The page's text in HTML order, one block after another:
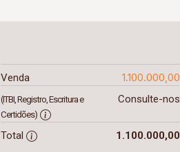
Venda 1.100.000,00
(ITBI, Registro, Escritura e
Certidões)
Consulte-nos
Total 1.100.000,00